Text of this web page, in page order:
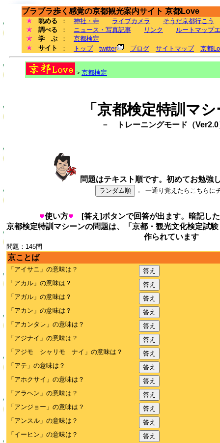
ブラブラ歩く感覚の京都観光案内サイト 京都Love
眺める ： 神社・寺 ライブカメラ
そうだ京都行こう
調べる
： ニュース・写真記事 リンク
ルートマップ
学 ぶ
： 京都検定
サイト
： トップ twitter ブログ サイトマップ 京都
＞ 京都検定
「京都検定特訓マ
－ トレーニングモード（
問題はテキスト順です。初めてお勉強
ランダム順 ← 一通り覚えたらこちらに
使い方
[答え]ボタンで回答が出ます。暗記し
京都検定特訓マシーンの問題は、「京都・観光文化検定試
作られています
問題：145問
京ことば
「アイサニ」の意味は？
答え
「アカル」の意味は？
答え
「アガル」の意味は？
答え
「アカン」の意味は？
答え
「アカンタレ」の意味は？
答え
「アジナイ」の意味は？
答え
「アジモ シャリモ ナイ」の意味は？
答え
「アテ」の意味は？
答え
「アホクサイ」の意味は？
答え
「アラヘン」の意味は？
答え
「アンジョー」の意味は？
答え
「アンスル」の意味は？
答え
「イーヒン」の意味は？
答え